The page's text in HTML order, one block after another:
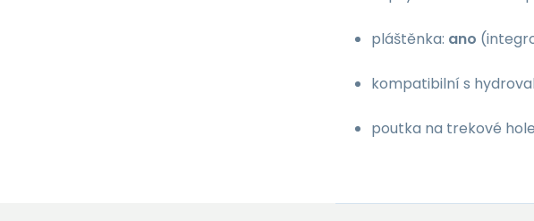
pláštěnka: ano
kompatibilní s
poutka na trekové